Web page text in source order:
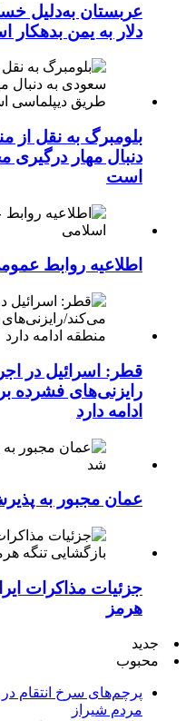
عربستان به‌دلیل
دلار به یمن بدهکار
بلومبرگ به نقل از
دنبال مهار درگیری
است
اطلاعیه روابط
قطر: اسرائیل در
رایزنی‌های فشرده
ادامه دارد
عمان مجبور به
جزئیات مذاکرات
هرمز
جدید
محبوب
پرچم‌های سرخ انتقام در
مردم شیراز